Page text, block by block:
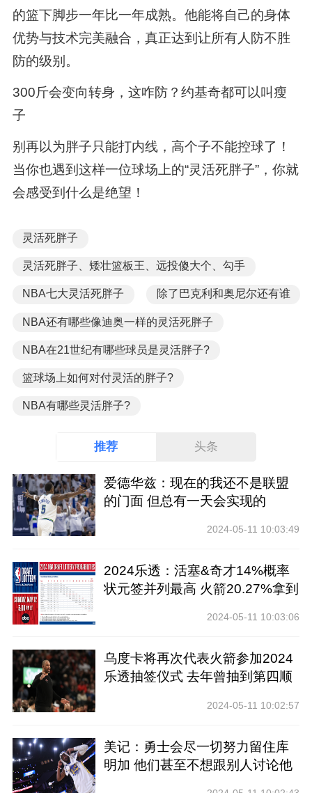
的篮下脚步一年比一年成熟。他能将自己的身体
优势与技术完美融合，真正达到让所有人防不胜
防的级别。
300斤会变向转身，这咋防？约基奇都可以叫瘦
子
别再以为胖子只能打内线，高个子不能控球了！
当你也遇到这样一位球场上的“灵活死胖子”，你就
会感受到什么是绝望！
灵活死胖子
灵活死胖子、矮壮篮板王、远投傻大个、勾手
NBA七大灵活死胖子 除了巴克利和奥尼尔还有谁
NBA还有哪些像迪奥一样的灵活死胖子
NBA在21世纪有哪些球员是灵活胖子?
篮球场上如何对付灵活的胖子?
NBA有哪些灵活胖子?
推荐 头条
爱德华兹：现在的我还不是联盟
的门面 但总有一天会实现的
2024-05-11 10:03:49
2024乐透：活塞&奇才14%概率
状元签并列最高 火箭20.27%拿到
2024-05-11 10:03:06
乌度卡将再次代表火箭参加2024
乐透抽签仪式 去年曾抽到第四顺
2024-05-11 10:02:57
美记：勇士会尽一切努力留住库
明加 他们甚至不想跟别人讨论他